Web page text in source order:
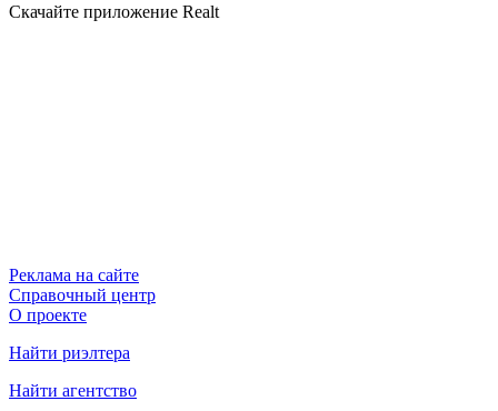
Скачайте приложение Realt
Реклама на сайте
Справочный центр
О проекте
Найти риэлтера
Найти агентство